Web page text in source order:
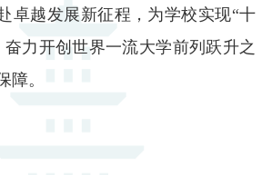
卓越发展新征程 ， 为学校实现“十
力开创世界一流大学前列跃升之
障。